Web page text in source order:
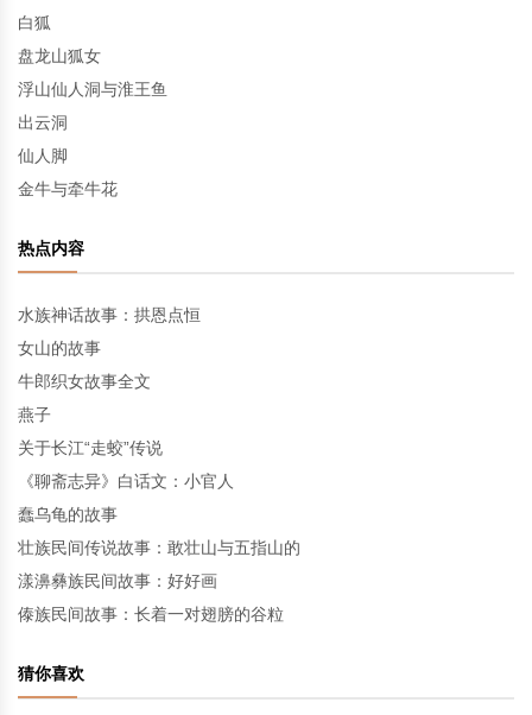
白狐
盘龙山狐女
浮山仙人洞与淮王鱼
出云洞
仙人脚
金牛与牵牛花
热点内容
水族神话故事：拱恩点恒
女山的故事
牛郎织女故事全文
燕子
关于长江“走蛟”传说
《聊斋志异》白话文：小官人
蠢乌龟的故事
壮族民间传说故事：敢壮山与五指山的
漾濞彝族民间故事：好好画
傣族民间故事：长着一对翅膀的谷粒
猜你喜欢